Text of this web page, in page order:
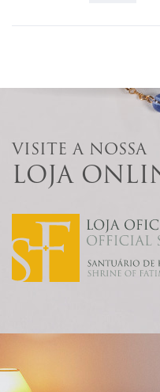
VISITE A NOSSA
LOJA